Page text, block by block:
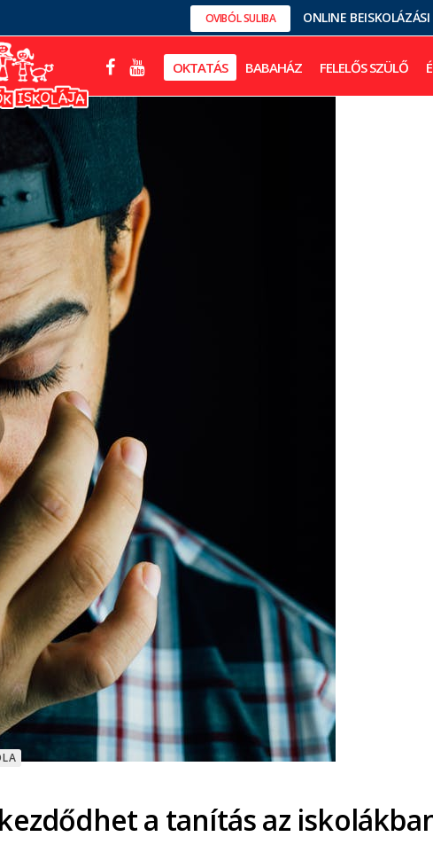
OVIBÓL SULIBA ONLINE BEISKOLÁZÁSI
OKTATÁS BABAHÁZ FELELŐS SZÜLŐ
a tanítás az